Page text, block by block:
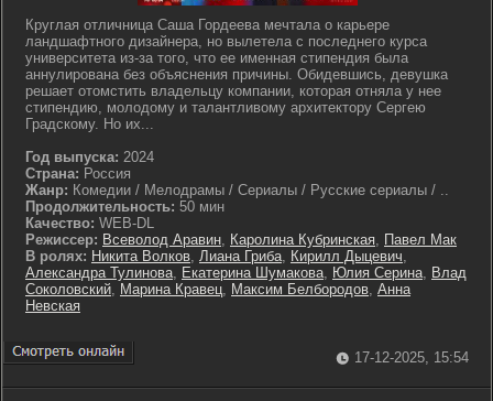
Круглая отличница Саша Гордеева мечтала о карьере
ландшафтного дизайнера, но вылетела с последнего курса
университета из-за того, что ее именная стипендия была
аннулирована без объяснения причины. Обидевшись, девушка
решает отомстить владельцу компании, которая отняла у нее
стипендию, молодому и талантливому архитектору Сергею
Градскому. Но их...
Год выпуска: 2024
Страна: Россия
Жанр: Комедии / Мелодрамы / Сериалы / Русские сериалы / ..
Продолжительность: 50 мин
Качество: WEB-DL
Режиссер: Всеволод Аравин, Каролина Кубринская, Павел Мак
В ролях: Никита Волков, Лиана Гриба, Кирилл Дыцевич,
Александра Тулинова, Екатерина Шумакова, Юлия Серина, Влад
Соколовский, Марина Кравец, Максим Белбородов, Анна
Невская
17-12-2025, 15:54